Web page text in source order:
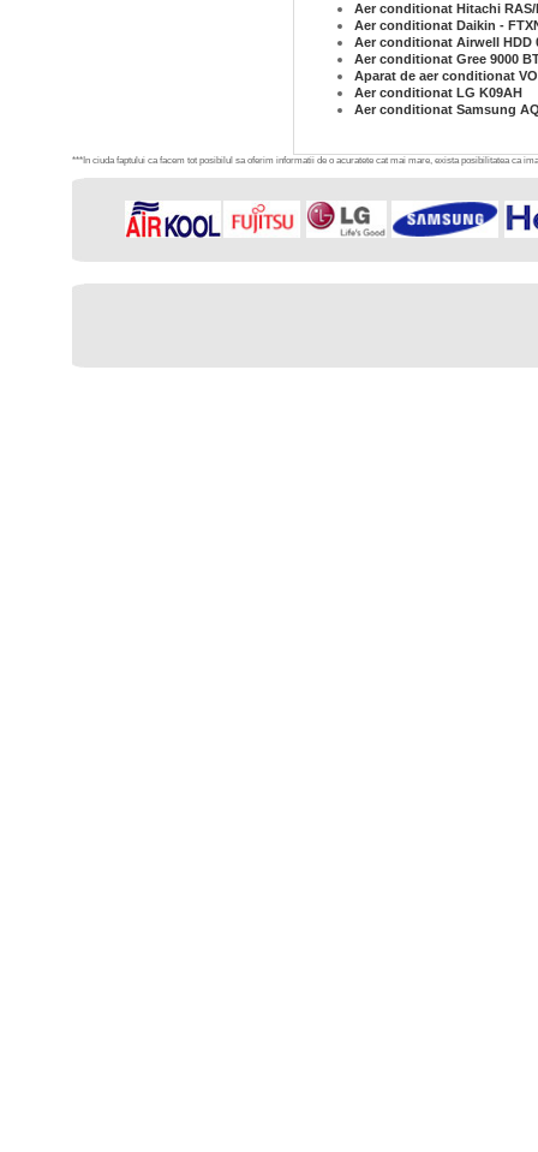
Aer conditionat Hitachi RAS/
Aer conditionat Daikin -
Aer conditionat Airwell HDD
Aer conditionat Gree 9000
Aparat de aer conditionat
Aer conditionat LG K09AH
Aer conditionat Samsung
***In ciuda faptului ca facem tot posibilul sa oferim informatii de o acuratete cat mai mare, exista posibilitatea ca